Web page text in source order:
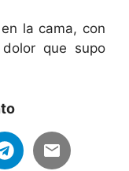
la cama, con
que supo